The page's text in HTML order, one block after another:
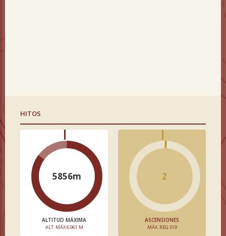
HITOS
5856m
ALTITUD MÁXIMA
ALT. MÁX 6.961 M
2
ASCENSIONES
MÁX. REG 519